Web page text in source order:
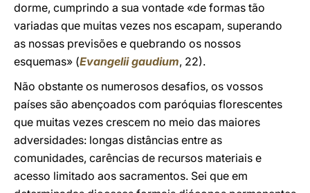
dorme, cumprindo a sua vontade «de formas tão
variadas que muitas vezes nos escapam, superando
as nossas previsões e quebrando os nossos
esquemas» (Evangelii gaudium, 22).
Não obstante os numerosos desafios, os vossos
países são abençoados com paróquias florescentes
que muitas vezes crescem no meio das maiores
adversidades: longas distâncias entre as
comunidades, carências de recursos materiais e
acesso limitado aos sacramentos. Sei que em